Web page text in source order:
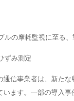
の摩耗監視に至る
ずみ測定
信事業者は、新た
ます。一部の導入